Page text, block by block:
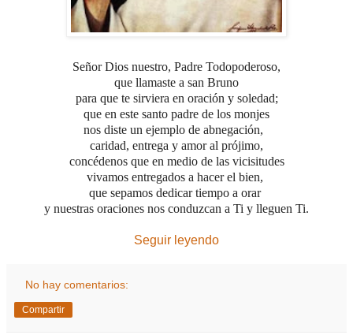
Señor Dios nuestro, Padre Todopoderoso,
que llamaste a san Bruno
para que te sirviera en oración y soledad;
que en este santo padre de los monjes
nos diste un ejemplo de abnegación,
caridad, entrega y amor al prójimo,
concédenos que en medio de las vicisitudes
vivamos entregados a hacer el bien,
que sepamos dedicar tiempo a orar
y nuestras oraciones nos conduzcan a Ti y lleguen Ti.
Seguir leyendo
No hay comentarios:
Compartir